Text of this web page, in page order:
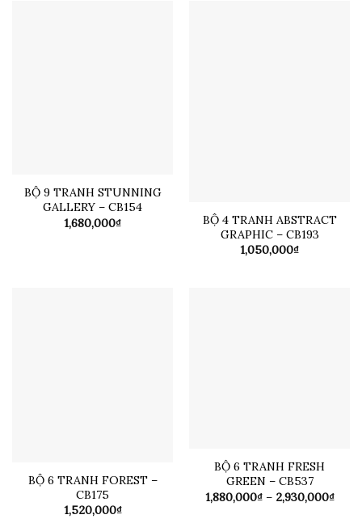
BỘ 9 TRANH STUNNING
GALLERY – CB154
1,680,000₫
BỘ 4 TRANH ABSTRACT
GRAPHIC – CB193
1,050,000₫
BỘ 6 TRANH FOREST –
CB175
1,520,000₫
BỘ 6 TRANH FRESH
GREEN – CB537
1,880,000₫ – 2,930,000₫